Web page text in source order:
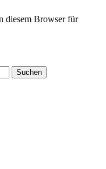
diesem Browser für